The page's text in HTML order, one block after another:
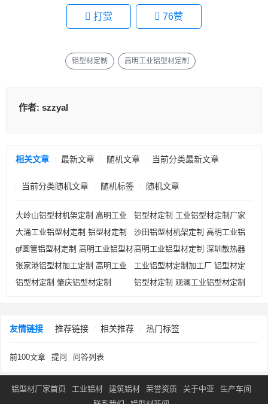
打赏 76赞
铝型材定制 高明工业铝型材定制
作者: szzyal
相关文章 最新文章 随机文章 当前分类最新文章
当前分类随机文章 随机标签 随机文章
大岭山铝型材机架定制 高明工业
铝型材定制
铝型材定制 工业铝型材定制厂家
大涌工业铝型材定制 铝型材定制
沙田铝型材机架定制 高明工业铝
型材定制
gf圆管铝型材定制 高明工业铝型材
定制
高明工业铝型材定制 深圳散热器
铝型材定制
张家港铝型材加工定制 高明工业
铝型材定制
工业铝型材定制加工厂 铝型材定
制
铝型材定制 肇庆铝型材定制 铝型材定制 观澜工业铝型材定制
友情链接 推荐链接 相关推荐 热门标签
前100文章 提问 问答列表
铝型材厂家首页 工业铝材 建筑铝材 荣誉资质 关于中亚
生产车间